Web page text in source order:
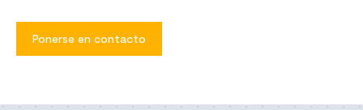
Ponerse en contacto